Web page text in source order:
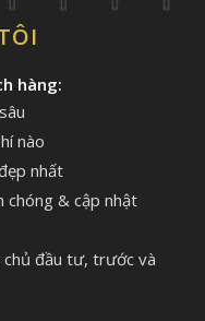
hàng:
nào
nhất
chóng & cập nhật
đầu tư, trước và